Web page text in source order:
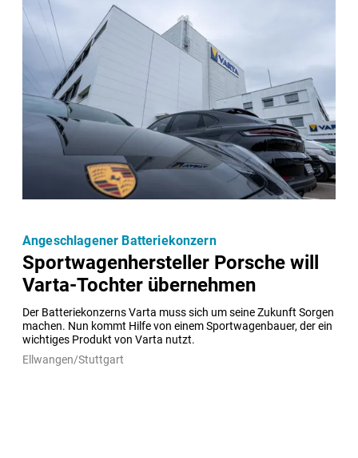
Sportwagenhersteller Porsche will
Varta-Tochter übernehmen
Der Batteriekonzerns Varta muss sich um seine Zukunft Sorgen
machen. Nun kommt Hilfe von einem Sportwagenbauer, der ein
wichtiges Produkt von Varta nutzt.
Angeschlagener Batteriekonzern
Ellwangen/Stuttgart